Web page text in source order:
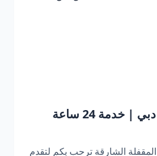
فتح سيارات في دبي | خدمة 24 ساعة
الشارقة ترحب بكم لتقدم